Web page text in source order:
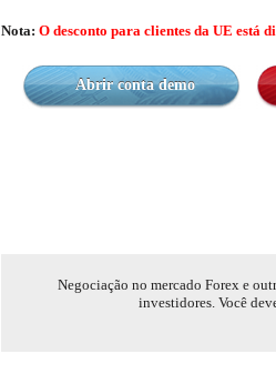
Nota: O desconto para clientes da UE está
Abrir conta demo
Negociação no mercado Forex e
investidores. Você